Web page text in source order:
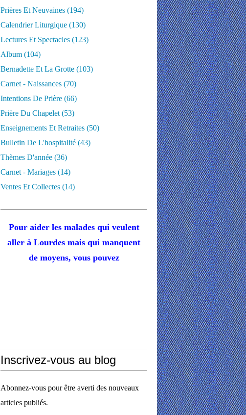
Prières Et Neuvaines (194)
Calendrier Liturgique (130)
Lectures Et Spectacles (123)
Album (104)
Bernadette Et La Grotte (103)
Carnet - Naissances (70)
Intentions De Prière (66)
Prière Du Chapelet (53)
Enseignements Et Retraites (50)
Bulletin De L'hospitalité (43)
Thèmes D'année (36)
Carnet - Mariages (14)
Ventes Et Collectes (14)
Pour aider les malades qui veulent
aller à Lourdes mais qui manquent
de moyens, vous pouvez
Inscrivez-vous au blog
Abonnez-vous pour être averti des nouveaux
articles publiés.